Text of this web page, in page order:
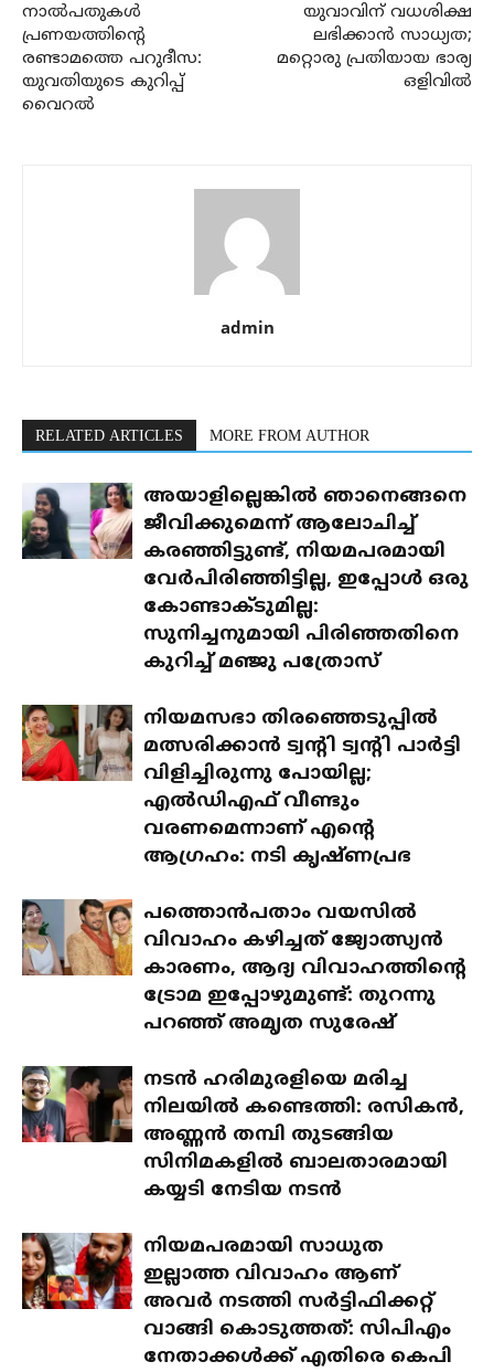
നാല്‍പതുകള്‍
പ്രണയത്തിന്റെ
രണ്ടാമത്തെ പറുദീസ:
യുവതിയുടെ കുറിപ്പ്
വൈറല്‍
യുവാവിന് വധശിക്ഷ
ലഭിക്കാന്‍ സാധ്യത;
മറ്റൊരു പ്രതിയായ ഭാര്യ
ഒളിവില്‍
admin
RELATED ARTICLES MORE FROM AUTHOR
അയാളില്ലെങ്കിൽ ഞാനെങ്ങനെ
ജീവിക്കുമെന്ന് ആലോചിച്ച്
കരഞ്ഞിട്ടുണ്ട്, നിയമപരമായി
വേർപിരിഞ്ഞിട്ടില്ല, ഇപ്പോൾ ഒരു
കോണ്ടാക്ടുമില്ല:
സുനിച്ചനുമായി പിരിഞ്ഞതിനെ
കുറിച്ച് മഞ്ജു പത്രോസ്
നിയമസഭാ തിരഞ്ഞെടുപ്പിൽ
മത്സരിക്കാൻ ട്വന്റി ട്വന്റി പാർട്ടി
വിളിച്ചിരുന്നു പോയില്ല;
എൽഡിഎഫ് വീണ്ടും
വരണമെന്നാണ് എന്റെ
ആഗ്രഹം: നടി കൃഷ്ണപ്രഭ
പത്തൊൻപതാം വയസിൽ
വിവാഹം കഴിച്ചത് ജ്യോത്സ്യൻ
കാരണം, ആദ്യ വിവാഹത്തിന്റെ
ട്രോമ ഇപ്പോഴുമുണ്ട്: തുറന്നു
പറഞ്ഞ് അമൃത സുരേഷ്
നടൻ ഹരിമുരളിയെ മരിച്ച
നിലയിൽ കണ്ടെത്തി: രസികൻ,
അണ്ണൻ തമ്പി തുടങ്ങിയ
സിനിമകളിൽ ബാലതാരമായി
കയ്യടി നേടിയ നടൻ
നിയമപരമായി സാധുത
ഇല്ലാത്ത വിവാഹം ആണ്
അവർ നടത്തി സർട്ടിഫിക്കറ്റ്
വാങ്ങി കൊടുത്തത്: സിപിഎം
നേതാക്കൾക്ക് എതിരെ കെപി